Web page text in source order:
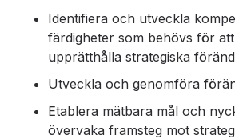
Identifiera och utveckla
färdigheter som behövs för
upprätthålla strategiska
Utveckla och genomföra
Etablera mätbara mål och
övervaka framsteg mot